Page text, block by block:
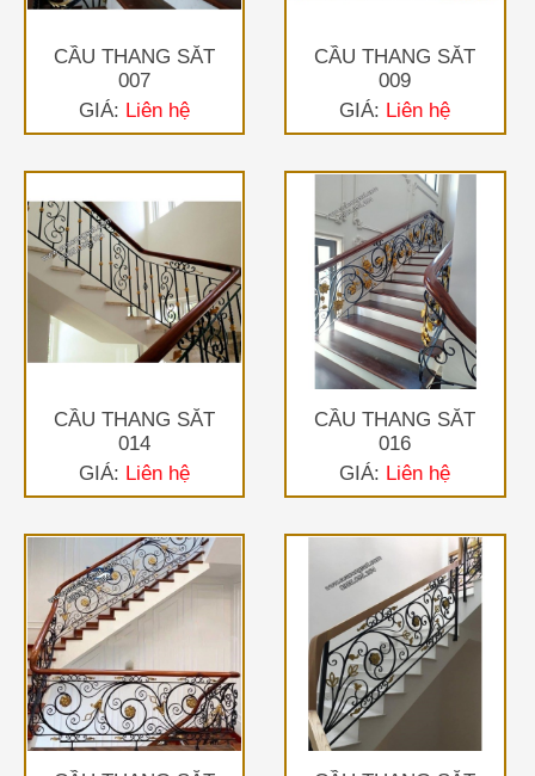
CẦU THANG SẮT
007
GIÁ: Liên hệ
CẦU THANG SẮT
009
GIÁ: Liên hệ
CẦU THANG SẮT
014
GIÁ: Liên hệ
CẦU THANG SẮT
016
GIÁ: Liên hệ